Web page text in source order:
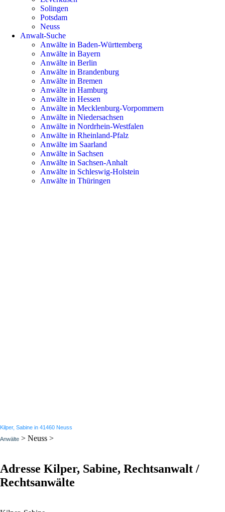
Solingen
Potsdam
Neuss
Anwalt-Suche
Anwälte in Baden-Württemberg
Anwälte in Bayern
Anwälte in Berlin
Anwälte in Brandenburg
Anwälte in Bremen
Anwälte in Hamburg
Anwälte in Hessen
Anwälte in Mecklenburg-Vorpommern
Anwälte in Niedersachsen
Anwälte in Nordrhein-Westfalen
Anwälte in Rheinland-Pfalz
Anwälte im Saarland
Anwälte in Sachsen
Anwälte in Sachsen-Anhalt
Anwälte in Schleswig-Holstein
Anwälte in Thüringen
Kilper, Sabine in 41460 Neuss
Anwälte > Neuss >
Adresse Kilper, Sabine, Rechtsanwalt /
Rechtsanwälte